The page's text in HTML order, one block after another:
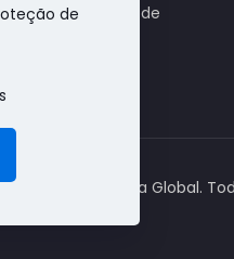
do Brasil e de
Nacional Alpha Global.
de